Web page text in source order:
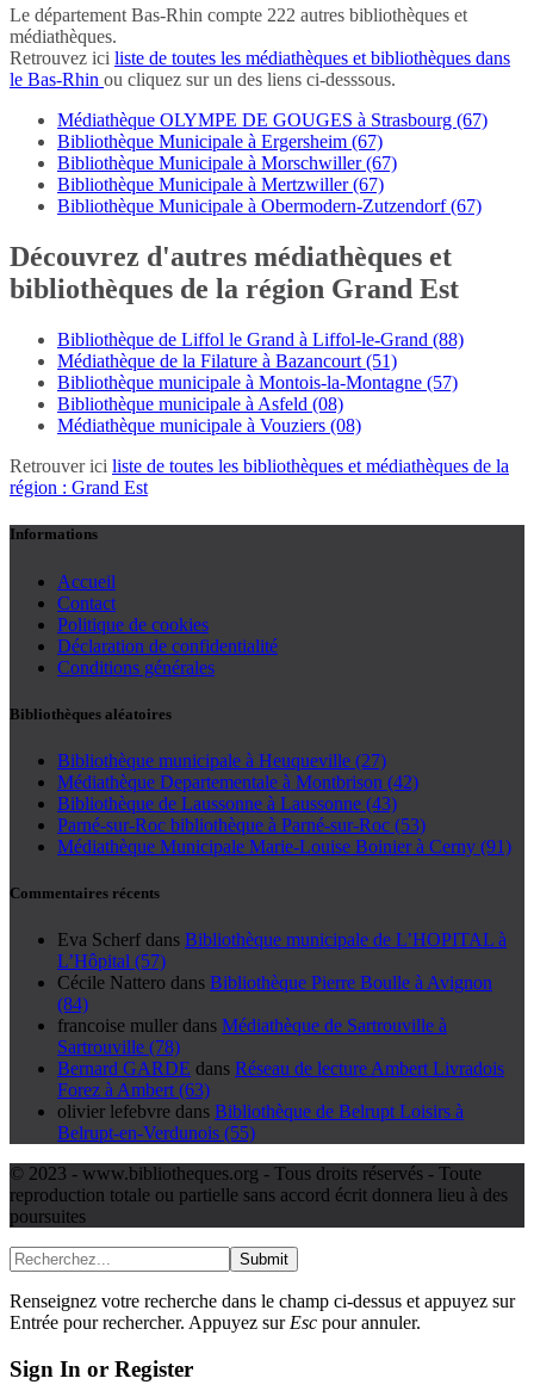
Le département Bas-Rhin compte 222 autres bibliothèques et
médiathèques.
Retrouvez ici liste de toutes les médiathèques et bibliothèques dans
le Bas-Rhin ou cliquez sur un des liens ci-desssous.
Médiathèque OLYMPE DE GOUGES à Strasbourg (67)
Bibliothèque Municipale à Ergersheim (67)
Bibliothèque Municipale à Morschwiller (67)
Bibliothèque Municipale à Mertzwiller (67)
Bibliothèque Municipale à Obermodern-Zutzendorf (67)
Découvrez d'autres médiathèques et
bibliothèques de la région Grand Est
Bibliothèque de Liffol le Grand à Liffol-le-Grand (88)
Médiathèque de la Filature à Bazancourt (51)
Bibliothèque municipale à Montois-la-Montagne (57)
Bibliothèque municipale à Asfeld (08)
Médiathèque municipale à Vouziers (08)
Retrouver ici liste de toutes les bibliothèques et médiathèques de la
région : Grand Est
Informations
Accueil
Contact
Politique de cookies
Déclaration de confidentialité
Conditions générales
Bibliothèques aléatoires
Bibliothèque municipale à Heuqueville (27)
Médiathèque Departementale à Montbrison (42)
Bibliothèque de Laussonne à Laussonne (43)
Parné-sur-Roc bibliothèque à Parné-sur-Roc (53)
Médiathèque Municipale Marie-Louise Boinier à Cerny (91)
Commentaires récents
Eva Scherf dans Bibliothèque municipale de L’HOPITAL à
L’Hôpital (57)
Cécile Nattero dans Bibliothèque Pierre Boulle à Avignon
(84)
francoise muller dans Médiathèque de Sartrouville à
Sartrouville (78)
Bernard GARDE dans Réseau de lecture Ambert Livradois
Forez à Ambert (63)
olivier lefebvre dans Bibliothèque de Belrupt Loisirs à
Belrupt-en-Verdunois (55)
© 2023 - www.bibliotheques.org - Tous droits réservés - Toute
reproduction totale ou partielle sans accord écrit donnera lieu à des
poursuites
Submit
Renseignez votre recherche dans le champ ci-dessus et appuyez sur
Entrée pour rechercher. Appuyez sur Esc pour annuler.
Sign In or Register